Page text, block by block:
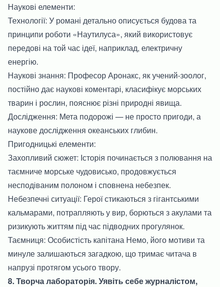
Наукові елементи:
Технології: У романі детально описується будова та
принципи роботи «Наутилуса», який використовує
передові на той час ідеї, наприклад, електричну
енергію.
Наукові знання: Професор Аронакс, як учений-зоолог,
постійно дає наукові коментарі, класифікує морських
тварин і рослин, пояснює різні природні явища.
Дослідження: Мета подорожі — не просто пригоди, а
наукове дослідження океанських глибин.
Пригодницькі елементи:
Захопливий сюжет: Історія починається з полювання на
таємниче морське чудовисько, продовжується
несподіваним полоном і сповнена небезпек.
Небезпечні ситуації: Герої стикаються з гігантськими
кальмарами, потрапляють у вир, борються з акулами та
ризикують життям під час підводних прогулянок.
Таємниця: Особистість капітана Немо, його мотиви та
минуле залишаються загадкою, що тримає читача в
напрузі протягом усього твору.
8. Творча лабораторія. Уявіть себе журналістом,